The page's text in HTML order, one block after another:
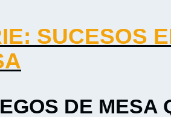
SUCESOS
DE MESA